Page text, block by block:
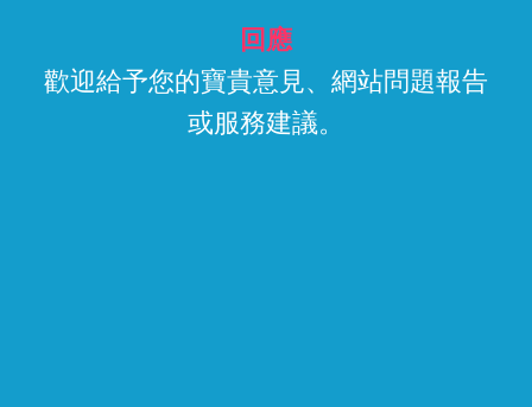
回應
歡迎給予您的寶貴意見、網站問題報告
或服務建議。